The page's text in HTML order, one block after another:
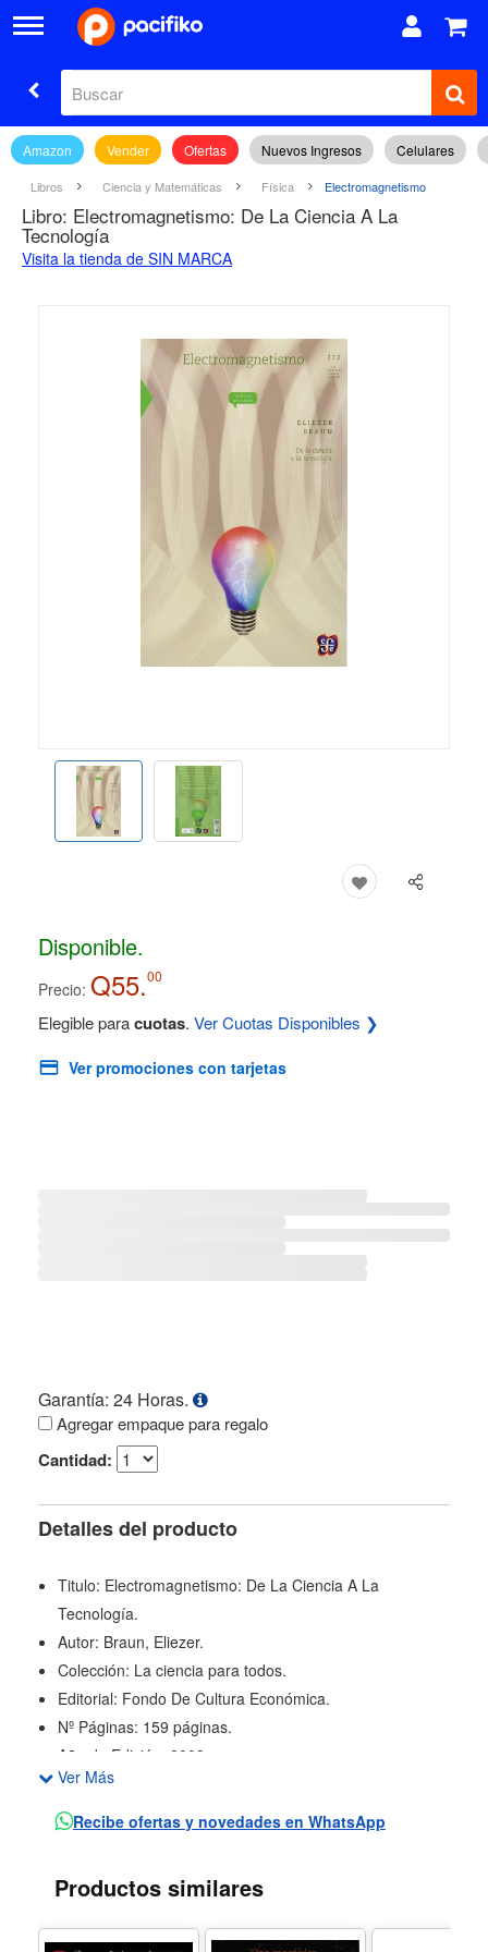
Amazon Vender Ofertas Nuevos Ingresos Celulares
Libros Ciencia y Matemáticas Física Electromagnetismo
Libro: Electromagnetismo: De La Ciencia A La
Tecnología
Visita la tienda de SIN MARCA
Disponible.
Precio: Q55.00
Elegible paracuotas. Ver Cuotas Disponibles ❯
Ver promociones con tarjetas
Garantía: 24 Horas.
Agregar empaque para regalo
Cantidad:
Detalles del producto
Titulo: Electromagnetismo: De La Ciencia A La
Tecnología.
Autor: Braun, Eliezer.
Colección: La ciencia para todos.
Editorial: Fondo De Cultura Económica.
Nº Páginas: 159 páginas.
Año de Edición: 2003.
"Desde tiempos inmemoriales el hombre se dio cuenta
de que, después de frotar con un paño la resina llamada
palabra se deriva electricidad," Estas líneas de
Electromagnetismo anuncian uno de los hallazgos
Ver Más
Recibe ofertas y novedades en WhatsApp
Productos similares